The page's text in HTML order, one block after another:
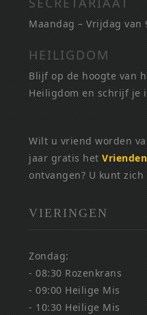
Maandag – Vrijdag van
HEILIGDOM
Blijf op de hoogte van
Heiligdom en schrijf je
Wilt u vriend worden
jaar gratis het
ontvangen? U kunt zich
VIERINGEN
Zondag:
- 08:30 Rozenkrans
- 09:00 Heilige Mis
- 10:30 Heilige Mis